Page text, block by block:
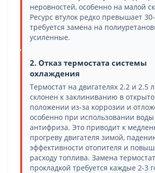
неровностей, особенно на малой
Ресурс втулок редко превышает
требуется замена на
усиленные.
2. Отказ термостата системы
охлаждения
Термостат на двигателях 2.2 и 2.5
склонен к заклиниванию в
положении из-за коррозии и
особенно при использовании
антифриза. Это приводит к
прогреву двигателя зимой,
эффективности отопителя и
расходу топлива. Замена
прокладкой требуется каждые 2-3